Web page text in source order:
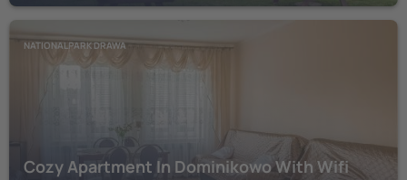
NATIONALPARK DRAWA
Cozy Apartment In Dominikowo With Wifi